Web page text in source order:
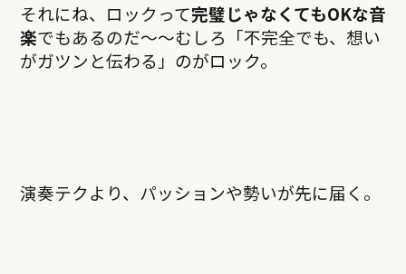
それにね、ロックって完璧じゃなくてもOKな音
楽でもあるのだ〜〜むしろ「不完全でも、想い
がガツンと伝わる」のがロック。
演奏テクより、パッションや勢いが先に届く。